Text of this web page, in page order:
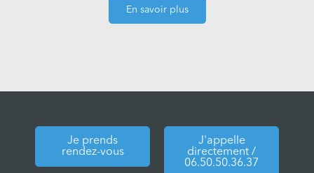
En savoir plus
Je prends
rendez-vous
J'appelle
directement /
06.50.50.36.37